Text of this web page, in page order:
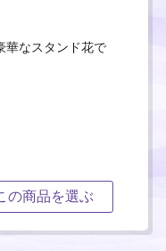
華なスタンド花で
の商品を選ぶ